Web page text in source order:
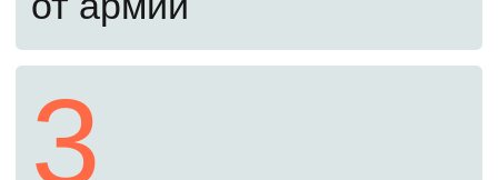
Третий шаг
Подайте документы онлайн
Документы можно подать через Госуслуги.
Куратор проверит их, чтобы избежать